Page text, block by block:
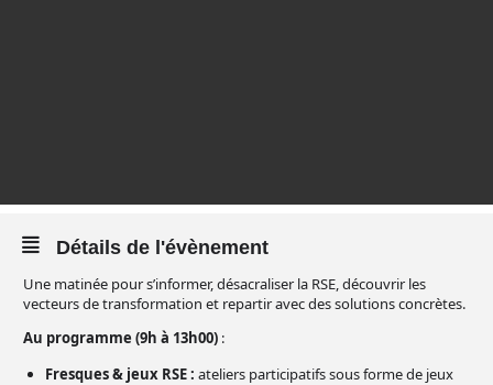
Détails de l'évènement
Une matinée pour s’informer, désacraliser la RSE, découvrir les
vecteurs de transformation et repartir avec des solutions concrètes.
Au programme (9h à 13h00) :
Fresques & jeux RSE : ateliers participatifs sous forme de jeux